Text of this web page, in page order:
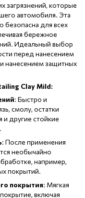
загрязнений, которые
автомобиля. Эта
безопасна для всех
бережное
Идеальный выбор
перед нанесением
нанесением защитных
Clay Mild:
: Быстро и
смолу, остатки
другие стойкие
: После применения
необычайно
например,
покрытий.
покрытия: Мягкая
включая